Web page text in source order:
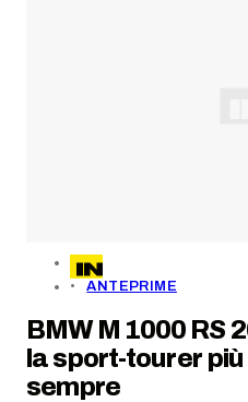
ANTEPRIME
BMW M 1000 RS
la sport-tourer
sempre